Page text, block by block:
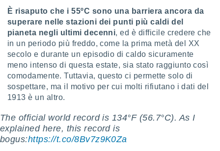
per
profili
degli
dei
È risaputo che i 55ºC sono una barriera ancora da
superare nelle stazioni dei punti più caldi del
pianeta negli ultimi decenni, ed è difficile credere che
in un periodo più freddo, come la prima metà del XX
secolo e durante un episodio di caldo sicuramente
meno intenso di questa estate, sia stato raggiunto così
comodamente. Tuttavia, questo ci permette solo di
sospettare, ma il motivo per cui molti rifiutano i dati del
1913 è un altro.
The official world record is 134°F (56.7°C). As I
explained here, this record is
bogus:https://t.co/8Bv7z9K0Za